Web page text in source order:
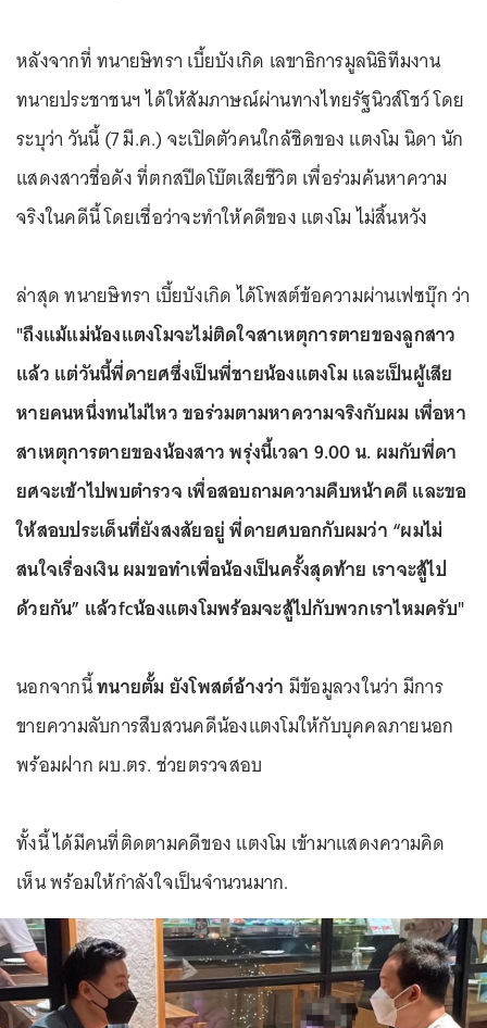
หลังจากที่ ทนายษิทรา เบี้ยบังเกิด เลขาธิการมูลนิธิทีมงาน
ทนายประชาชนฯ ได้ให้สัมภาษณ์ผ่านทางไทยรัฐนิวส์โชว์ โดย
ระบุว่า วันนี้ (7 มี.ค.) จะเปิดตัวคนใกล้ชิดของ แตงโม นิดา นัก
แสดงสาวชื่อดัง ที่ตกสปีดโบ๊ตเสียชีวิต เพื่อร่วมค้นหาความ
จริงในคดีนี้ โดยเชื่อว่าจะทำให้คดีของ แตงโม ไม่สิ้นหวัง
ล่าสุด ทนายษิทรา เบี้ยบังเกิด ได้โพสต์ข้อความผ่านเฟซบุ๊ก ว่า
"ถึงแม้แม่น้องแตงโมจะไม่ติดใจสาเหตุการตายของลูกสาว
แล้ว แต่วันนี้พี่ดายศซึ่งเป็นพี่ชายน้องแตงโม และเป็นผู้เสีย
หายคนหนึ่งทนไม่ไหว ขอร่วมตามหาความจริงกับผม เพื่อหา
สาเหตุการตายของน้องสาว พรุ่งนี้เวลา 9.00 น. ผมกับพี่ดา
ยศจะเข้าไปพบตำรวจ เพื่อสอบถามความคืบหน้าคดี และขอ
ให้สอบประเด็นที่ยังสงสัยอยู่ พี่ดายศบอกกับผมว่า “ผมไม่
สนใจเรื่องเงิน ผมขอทำเพื่อน้องเป็นครั้งสุดท้าย เราจะสู้ไป
ด้วยกัน” แล้วfcน้องแตงโมพร้อมจะสู้ไปกับพวกเราไหมครับ"
นอกจากนี้ทนายตั้ม ยังโพสต์อ้างว่า มีข้อมูลวงในว่า มีการ
ขายความลับการสืบสวนคดีน้องแตงโมให้กับบุคคลภายนอก
พร้อมฝาก ผบ.ตร. ช่วยตรวจสอบ
ทั้งนี้ ได้มีคนที่ติดตามคดีของ แตงโม เข้ามาแสดงความคิด
เห็น พร้อมให้กำลังใจเป็นจำนวนมาก.